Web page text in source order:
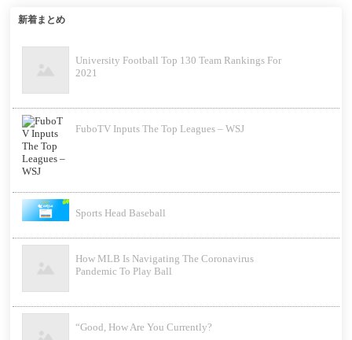
新着まとめ
University Football Top 130 Team Rankings For
2021
FuboTV Inputs The Top Leagues – WSJ
Sports Head Baseball
How MLB Is Navigating The Coronavirus
Pandemic To Play Ball
“Good, How Are You Currently?